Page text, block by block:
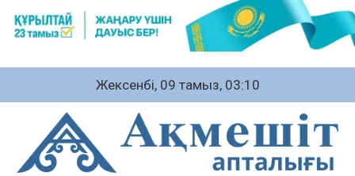
Жексенбі, 09 тамыз, 03:10